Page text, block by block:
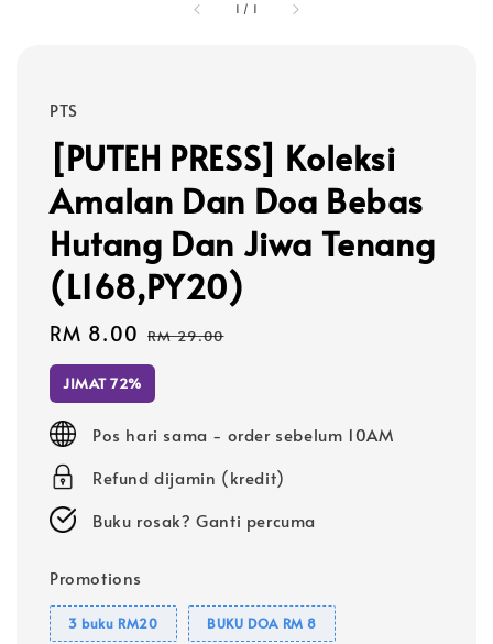
1 / 1
PTS
[PUTEH PRESS] Koleksi
Amalan Dan Doa Bebas
Hutang Dan Jiwa Tenang
(L168,PY20)
Sale
price
RM 8.00 Regular
price
RM 29.00
JIMAT 72%
Pos hari sama - order sebelum 10AM
Refund dijamin (kredit)
Buku rosak? Ganti percuma
Promotions
3 buku RM20 BUKU DOA RM 8